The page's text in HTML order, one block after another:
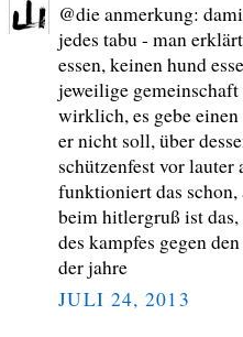
@die anmerkung:
jedes tabu - man
essen, keinen hund
jeweilige
wirklich, es gebe
er nicht soll, über
schützenfest vor lauter
funktioniert das schon,
beim hitlergruß ist
des kampfes gegen
der jahre
JULI 24, 2013